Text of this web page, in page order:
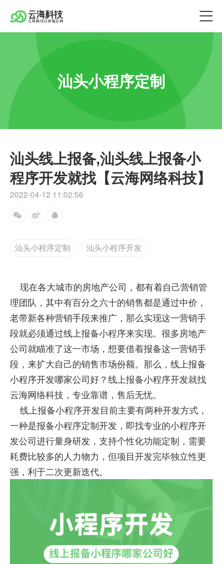
汕头小程序定制
汕头线上报备,汕头线上报备小
程序开发就找【云海网络科技】
2022-04-12 11:02:56
汕头小程序定制 汕头小程序开发
现在各大城市的房地产公司，都有着自己营销管
理团队，其中有百分之六十的销售都是通过中价，
老带新各种营销手段来推广，那么实现这一营销手
段就必须通过线上报备小程序来实现。很多房地产
公司就瞄准了这一市场，想要借着报备这一营销手
段，来扩大自己的销售市场份额。那么，线上报备
小程序开发哪家公司好？线上报备小程序开发就找
云海网络科技，专业靠谱，售后无忧。
线上报备小程序开发目前主要有两种开发方式，
一种是报备小程序定制开发，即找专业的小程序开
发公司进行量身研发，支持个性化功能定制，需要
耗费比较多的人力物力，但项目开发完毕独立性更
强，利于二次更新迭代。